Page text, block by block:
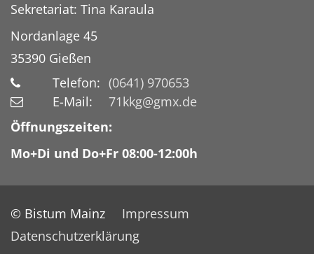
Sekretariat: Tina Karaula
Nordanlage 45
35390 Gießen
Telefon: (0641) 970653
E-Mail:
71kkg@gmx.de
Öffnungszeiten:
Mo+Di und Do+Fr 08:00-12:00h
© Bistum Mainz
Impressum
Datenschutzerklärung